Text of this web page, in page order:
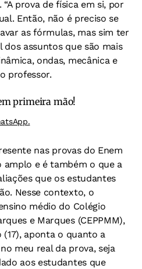
“A prova de física em si, por
Então, não é preciso se
as fórmulas, mas sim ter
dos assuntos que são mais
ondas, mecânica e
professor.
primeira mão!
nas provas do Enem
amplo e é também o que a
que os estudantes
Nesse contexto, o
médio do Colégio
e Marques (CEPPMM),
(17), aponta o quanto a
meu real da prova, seja
aos estudantes que